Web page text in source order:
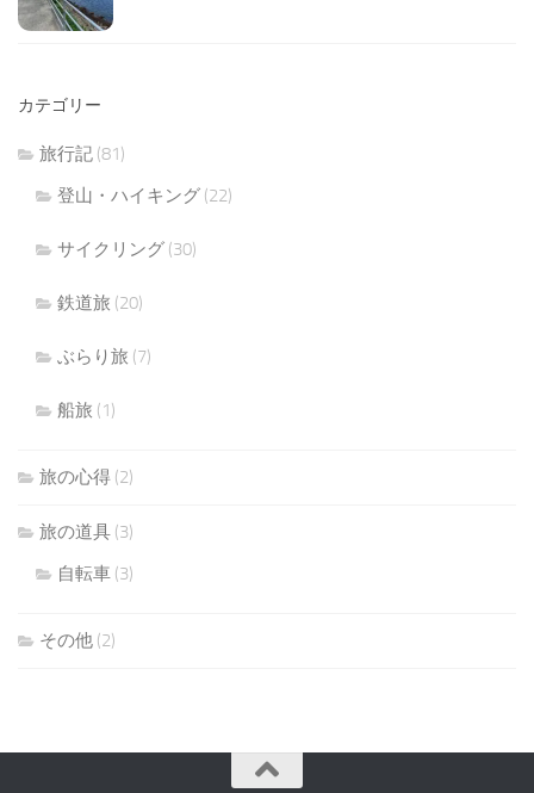
カテゴリー
旅行記 (81)
登山・ハイキング (22)
サイクリング (30)
鉄道旅 (20)
ぶらり旅 (7)
船旅 (1)
旅の心得 (2)
旅の道具 (3)
自転車 (3)
その他 (2)